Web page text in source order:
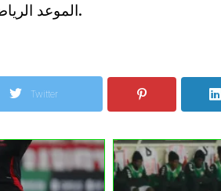
الموعد الرياضي الكبير داخل وخارج الملعب.
Twitter